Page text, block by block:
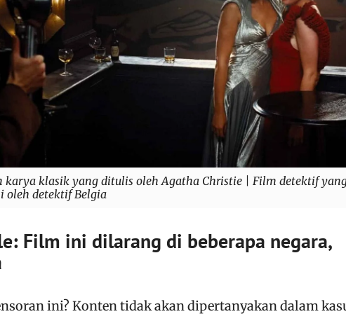
karya klasik yang ditulis oleh Agatha Christie | Film detektif
oleh detektif Belgia
Film ini dilarang di beberapa negara,
ini? Konten tidak akan dipertanyakan dalam